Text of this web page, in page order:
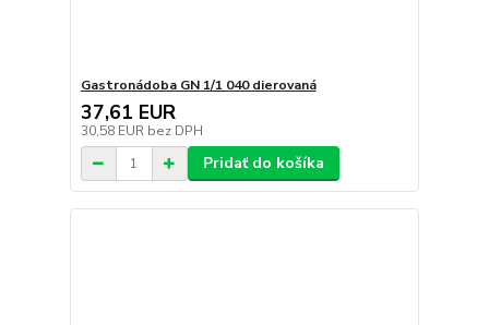
Gastronádoba GN 1/1 040 dierovaná
37,61 EUR
30,58 EUR bez DPH
Pridať do košíka